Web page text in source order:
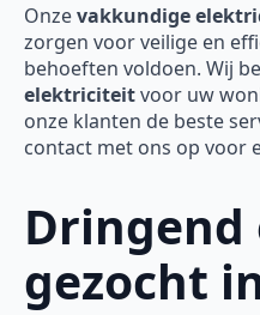
Onzevakkundige
zorgen voor veilige en
behoeften voldoen. Wij
elektriciteitvoor uw
onze klanten de beste
contact met ons op voor
gezocht